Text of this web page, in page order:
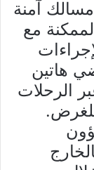
آمنة
مع
هاتين
الرحلات